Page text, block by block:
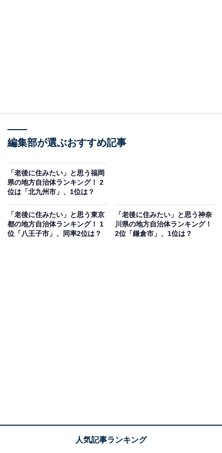
のんびり暮らしたい（30代女性／千葉県）」「静かで趣
があり、美味しいお茶が飲めるから（60代女性／滋賀
平安神宮や東福寺といった桜と紅葉の名所も多数存在
し、四季を感じられるのも大きな魅力です。
編集部が選ぶおすすめ記事
「老後に住みたい」と思う福岡
県の地方自治体ランキング！ 2
位は「北九州市」、1位は？
「老後に住みたい」と思う東京
都の地方自治体ランキング！ 1
位「八王子市」、同率2位は？
「老後に住みたい」と思う神奈
川県の地方自治体ランキング！
2位「鎌倉市」、1位は？